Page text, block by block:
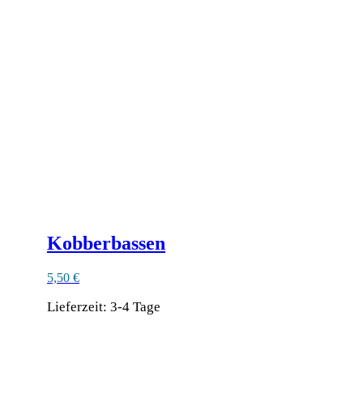
Kobberbassen
5,50 €
Lieferzeit: 3-4 Tage